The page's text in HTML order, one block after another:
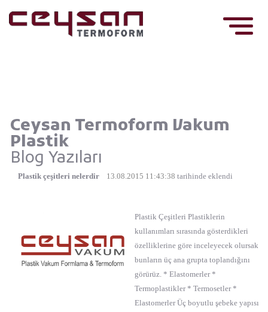
Ceysan Termoform Vakum
Plastik
Blog Yazıları
Plastik çeşitleri nelerdir 13.08.2015 11:43:38 tarihinde eklendi
Plastik Çeşitleri Plastiklerin
kullanımları sırasında gösterdikleri
özelliklerine göre inceleyecek olursak
bunların üç ana grupta toplandığını
görürüz. * Elastomerler *
Termoplastikler * Termosetler *
Elastomerler Üç boyutlu şebeke yapısı